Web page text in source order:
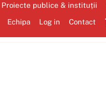
Proiecte publice & instituții
Echipa Log in Contact